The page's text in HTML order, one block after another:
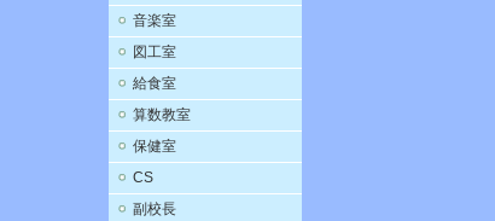
音楽室
図工室
給食室
算数教室
保健室
CS
副校長